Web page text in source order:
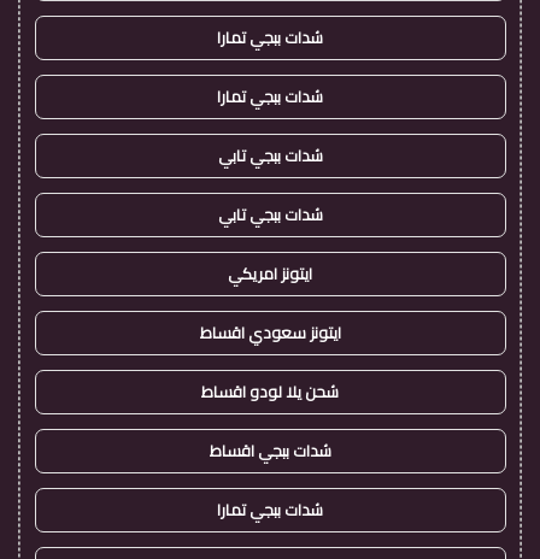
شدات ببجي تمارا
شدات ببجي تمارا
شدات ببجي تابي
شدات ببجي تابي
ايتونز امريكي
ايتونز سعودي اقساط
شحن يلا لودو اقساط
شدات ببجي اقساط
شدات ببجي تمارا